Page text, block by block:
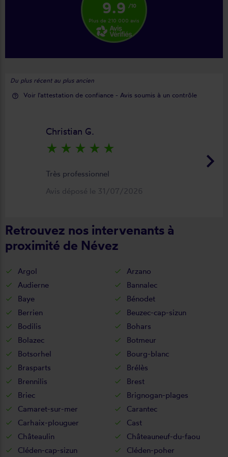
9.9 /10
Plus de 210 000 avis
Du plus récent au plus ancien
help_outline Voir l'attestation de confiance - Avis soumis à un contrôle
keyboard_arrow_right
Christian G.
star_rate star_rate star_rate star_rate star_rate
Très professionnel
Avis déposé le 31/07/2026
Retrouvez nos intervenants à
proximité de Névez
Argol
Arzano
Audierne
Bannalec
Baye
Bénodet
Berrien
Beuzec-cap-sizun
Bodilis
Bohars
Bolazec
Botmeur
Botsorhel
Bourg-blanc
Brasparts
Brélès
Brennilis
Brest
Briec
Brignogan-plages
Camaret-sur-mer
Carantec
Carhaix-plouguer
Cast
Châteaulin
Châteauneuf-du-faou
Cléden-cap-sizun
Cléden-poher